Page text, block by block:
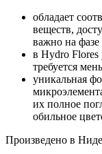
обладает
веществ,
важно на фазе
в Hydro Flores
требуется
уникальная
их полное
обильное
Произведено в